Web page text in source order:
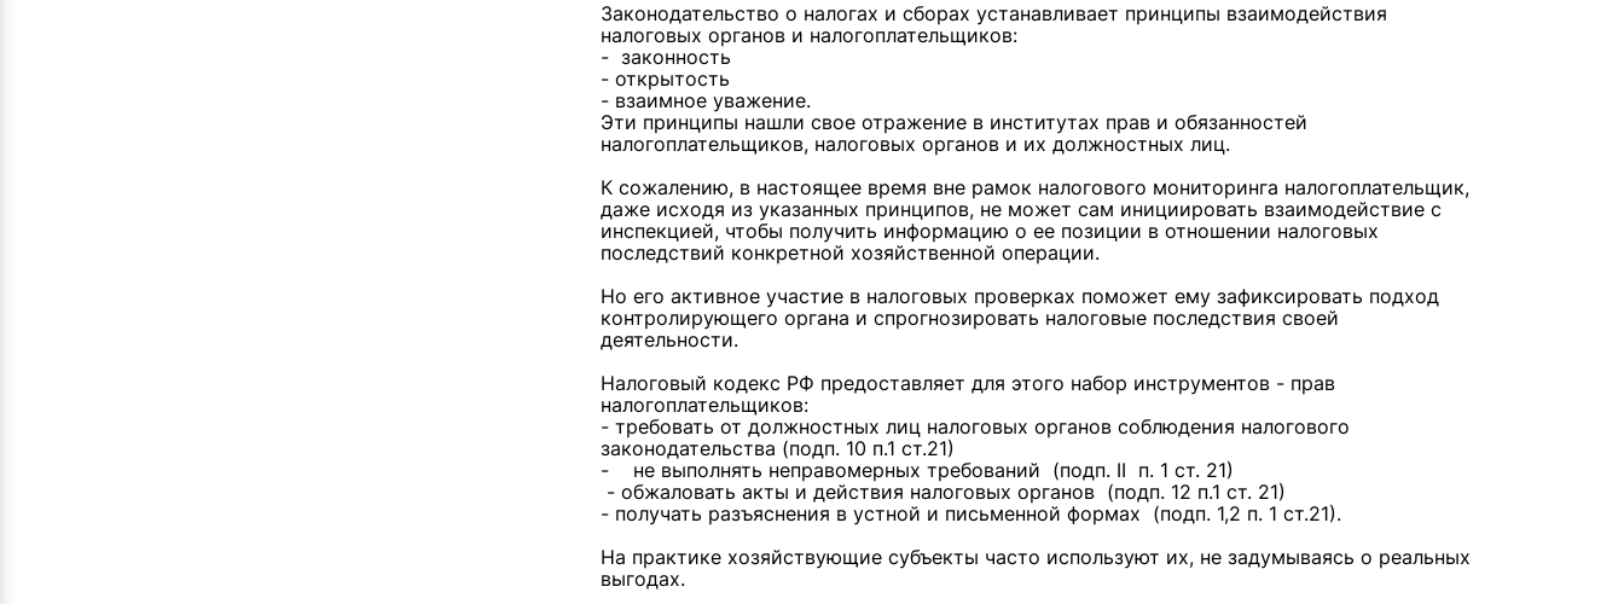
Законодательство о налогах и сборах устанавливает принципы взаимодействия
налоговых органов и налогоплательщиков:
- законность
- открытость
- взаимное уважение.
Эти принципы нашли свое отражение в институтах прав и обязанностей
налогоплательщиков, налоговых органов и их должностных лиц.
К сожалению, в настоящее время вне рамок налогового мониторинга налогоплательщик,
даже исходя из указанных принципов, не может сам инициировать взаимодействие с
инспекцией, чтобы получить информацию о ее позиции в отношении налоговых
последствий конкретной хозяйственной операции.
Но его активное участие в налоговых проверках поможет ему зафиксировать подход
контролирующего органа и спрогнозировать налоговые последствия своей
деятельности.
Налоговый кодекс РФ предоставляет для этого набор инструментов - прав
налогоплательщиков:
- требовать от должностных лиц налоговых органов соблюдения налогового
законодательства (подп. 10 п.1 ст.21)
- не выполнять неправомерных требований (подп. II п. 1 ст. 21)
- обжаловать акты и действия налоговых органов (подп. 12 п.1 ст. 21)
- получать разъяснения в устной и письменной формах (подп. 1,2 п. 1 ст.21).
На практике хозяйствующие субъекты часто используют их, не задумываясь о реальных
выгодах.